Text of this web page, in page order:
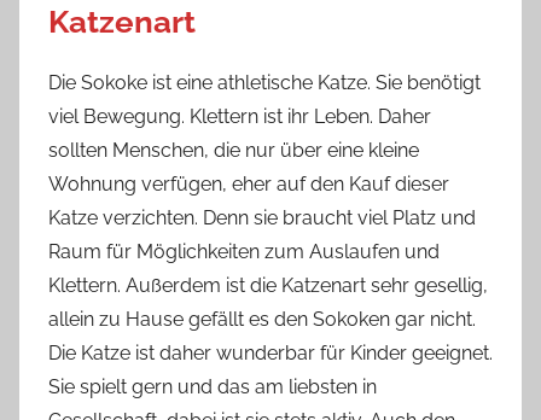
Katzenart
Die Sokoke ist eine athletische Katze. Sie benötigt
viel Bewegung. Klettern ist ihr Leben. Daher
sollten Menschen, die nur über eine kleine
Wohnung verfügen, eher auf den Kauf dieser
Katze verzichten. Denn sie braucht viel Platz und
Raum für Möglichkeiten zum Auslaufen und
Klettern. Außerdem ist die Katzenart sehr gesellig,
allein zu Hause gefällt es den Sokoken gar nicht.
Die Katze ist daher wunderbar für Kinder geeignet.
Sie spielt gern und das am liebsten in